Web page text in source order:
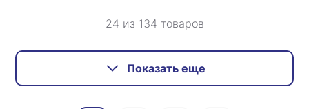
24 из 134 товаров
Показать еще